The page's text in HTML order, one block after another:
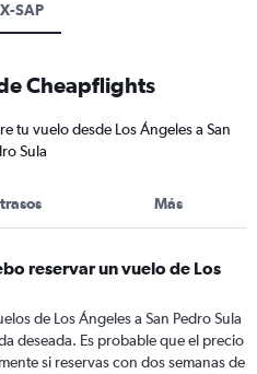
SAP
Cheapflights
tu vuelo desde Los Ángeles a San
Sula
Más
reservar un vuelo de Los
de Los Ángeles a San Pedro Sula
deseada. Es probable que el precio
si reservas con dos semanas de